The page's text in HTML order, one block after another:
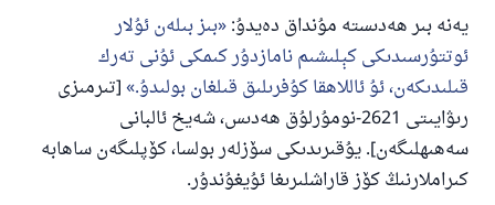
يەنە بىر ھەدىستە مۇنداق دەيدۇ: بىز بىلەن ئۇلار
ئوتتۇرسىدىكى كېلىشىم نامازدۇر كىمكى ئۇنى تەرك
قىلىدىكەن، ئۇ ئاللاھقا كۇفرىلىق قىلغان بولىدۇ. [تىرمىزى
رىۋايىتى 2621-نومۇرلۇق ھەدىس، شەيخ ئالبانى
سەھىھلىگەن]. يۇقىرىدىكى سۆزلەر بولسا، كۆپلىگەن ساھابە
كىراملارنىڭ كۆز قاراشلىرىغا ئۇيغۇندۇر.
ياخشىلىققا باشلارپ قويغان كىشى قىلغۇچىغا
ئوخشاش ساۋاپقا ئېرىشىدۇ
مۇسلىم رىۋايەت قىلغان (1893) ھەدىس
ئىئائە